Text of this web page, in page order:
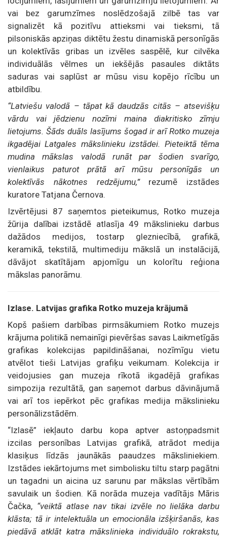
vai bez garumzīmes noslēdzošajā zilbē tas var
signalizēt kā pozitīvu attieksmi vai tieksmi, tā
pilsoniskās apziņas diktētu žestu dinamiskā personīgās
un kolektīvās gribas un izvēles saspēlē, kur cilvēka
individuālās vēlmes un iekšējās pasaules diktāts
saduras vai saplūst ar mūsu visu kopējo rīcību un
atbildību.
“Latviešu valodā – tāpat kā daudzās citās – atsevišķu
vārdu vai jēdzienu nozīmi maina diakritisko zīmju
lietojums. Šāds duāls lasījums šogad ir arī Rotko muzeja
ikgadējai Latgales mākslinieku izstādei. Pieteiktā tēma
mudina mākslas valodā runāt par šodien svarīgo,
vienlaikus paturot prātā arī mūsu personīgās un
kolektīvās nākotnes redzējumu,” rezumē izstādes
kuratore Tatjana Černova.
Izvērtējusi 87 saņemtos pieteikumus, Rotko muzeja
žūrija dalībai izstādē atlasīja 49 mākslinieku darbus
dažādos medijos, tostarp glezniecībā, grafikā,
keramikā, tekstilā, multimediju mākslā un instalācijā,
dāvājot skatītājam apjomīgu un kolorītu reģiona
mākslas panorāmu.
Izlase. Latvijas grafika Rotko muzeja krājumā
Kopš pašiem darbības pirmsākumiem Rotko muzejs
krājuma politikā nemainīgi pievēršas savas Laikmetīgās
grafikas kolekcijas papildināšanai, nozīmīgu vietu
atvēlot tieši Latvijas grafiķu veikumam. Kolekcija ir
veidojusies gan muzeja rīkotā ikgadējā grafikas
simpozija rezultātā, gan saņemot darbus dāvinājumā
vai arī tos iepērkot pēc grafikas medija mākslinieku
personālizstādēm.
“Izlasē” iekļauto darbu kopa aptver astoņpadsmit
izcilas personības Latvijas grafikā, atrādot medija
klasiķus līdzās jaunākās paaudzes māksliniekiem.
Izstādes iekārtojums met simbolisku tiltu starp pagātni
un tagadni un aicina uz sarunu par mākslas vērtībām
savulaik un šodien. Kā norāda muzeja vadītājs Māris
Čačka, “veiktā atlase nav tikai izvēle no lielāka darbu
klāsta; tā ir intelektuāla un emocionāla izšķiršanās, kas
piedāvā atklāt katra mākslinieka individuālo rokrakstu,